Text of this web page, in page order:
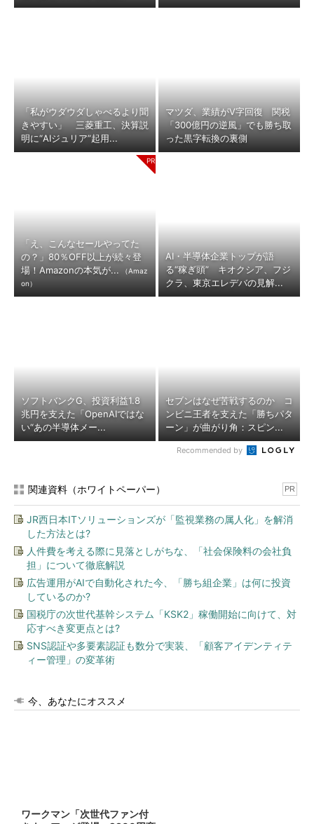
「私がウダウダしゃべるより聞
きやすい」 三菱重工、決算説
明に“AIジュリア”起用...
マツダ、業績がV字回復 関税
「300億円の逆風」でも勝ち取
った黒字転換の裏側
「え、こんなセールやってた
の？」80％OFF以上が続々登
場！Amazonの本気が...
（Amaz
on）
AI・半導体企業トップが語
る“稼ぎ頭” キオクシア、フジ
クラ、東京エレデバの見解...
ソフトバンクG、投資利益1.8
兆円を支えた「OpenAIではな
い“あの半導体メー...
セブンはなぜ苦戦するのか コ
ンビニ王者を支えた「勝ちパタ
ーン」が曲がり角：スピン...
Recommended by
関連資料（ホワイトペーパー） PR
JR西日本ITソリューションズが「監視業務の属人化」を解消
した方法とは?
人件費を考える際に見落としがちな、「社会保険料の会社負
担」について徹底解説
広告運用がAIで自動化された今、「勝ち組企業」は何に投資
しているのか?
国税庁の次世代基幹システム「KSK2」稼働開始に向けて、対
応すべき変更点とは?
SNS認証や多要素認証も数分で実装、「顧客アイデンティテ
ィー管理」の変革術
今、あなたにオススメ
ワークマン「次世代ファン付